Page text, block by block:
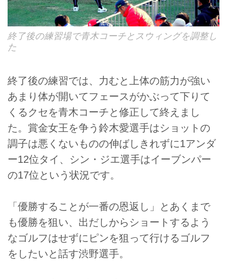
終了後の練習場で青木コーチとスウィングを調整し
た
終了後の練習では、力むと上体の筋力が強い
あまり体が開いてフェースがかぶって下りて
くるクセを青木コーチと修正して終えまし
た。賞金女王を争う鈴木愛選手はショットの
調子は悪くないものの伸ばしきれずに1アンダ
ー12位タイ、シン・ジエ選手はイーブンパー
の17位という状況です。
「優勝することが一番の恩返し」とあくまで
も優勝を狙い、出だしからショートするよう
なゴルフはせずにピンを狙って行けるゴルフ
をしたいと話す渋野選手。